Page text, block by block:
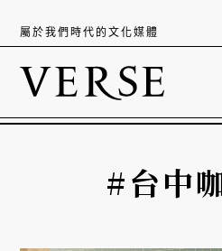
屬於我們時代的文化媒體
#台中